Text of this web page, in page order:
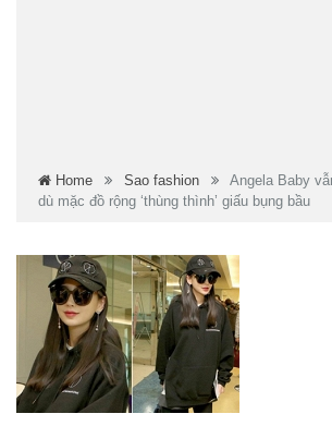
Home Sao fashion
Angela Baby
dù mặc đồ rộng ‘thùng thình’ giấu bụng bầu